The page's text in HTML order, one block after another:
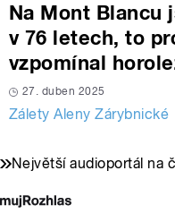
Na Mont Blancu
v 76 letech, to
vzpomínal
27. duben 2025
Zálety Aleny Zárybnické
Největší audioportál na